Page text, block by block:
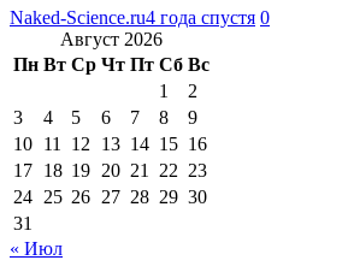
Naked-Science.ru4 года спустя 0
Август 2026
Пн Вт Ср Чт Пт Сб Вс
1
2
3
4 5 6 7 8
9
10 11 12 13 14 15 16
17 18 19 20 21 22 23
24 25 26 27 28 29 30
31
« Июл